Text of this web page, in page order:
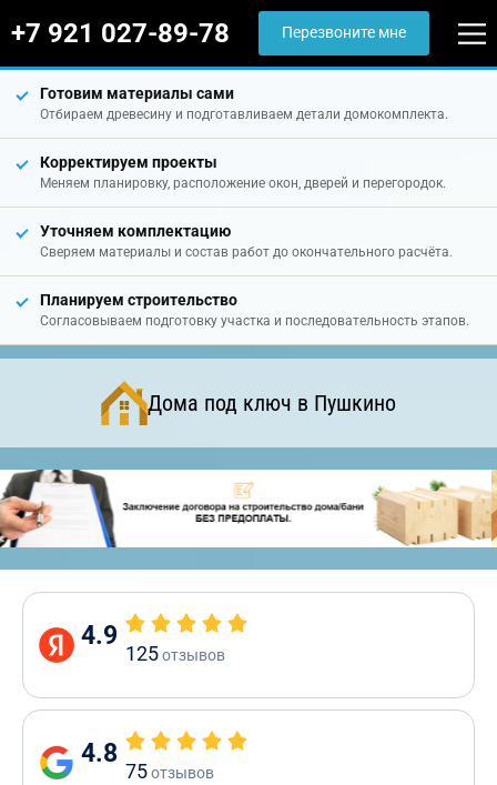
+7 921 027-89-78 Перезвоните мне
Готовим материалы сами
Отбираем древесину и подготавливаем детали домокомплекта.
Корректируем проекты
Меняем планировку, расположение окон, дверей и перегородок.
Уточняем комплектацию
Сверяем материалы и состав работ до окончательного расчёта.
Планируем строительство
Согласовываем подготовку участка и последовательность этапов.
Дома под ключ в Пушкино
4.9
125отзывов
4.8
75отзывов